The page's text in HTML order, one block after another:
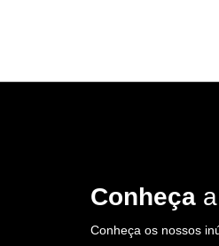
Conheça
Conheça os nossos